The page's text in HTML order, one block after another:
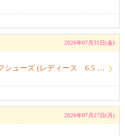
2026年07月31日(金)
新品 ! Puma ゴルフシューズ (レディース 6.5 us)
2026年07月27日(月)